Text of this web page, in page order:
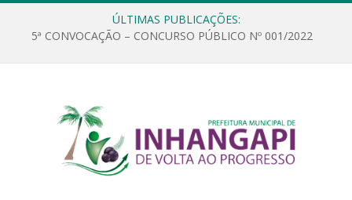
ÚLTIMAS PUBLICAÇÕES:
5ª CONVOCAÇÃO – CONCURSO PÚBLICO Nº 001/2022